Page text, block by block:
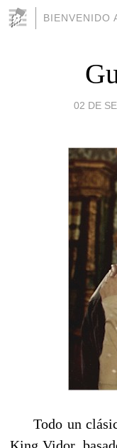
BIENVENIDO
02 DE
Todo un